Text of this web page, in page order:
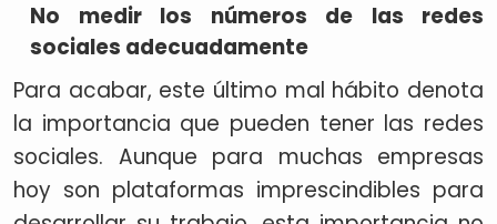
No medir los números de las redes
sociales adecuadamente
Para acabar, este último mal hábito denota
la importancia que pueden tener las redes
sociales. Aunque para muchas empresas
hoy son plataformas imprescindibles para